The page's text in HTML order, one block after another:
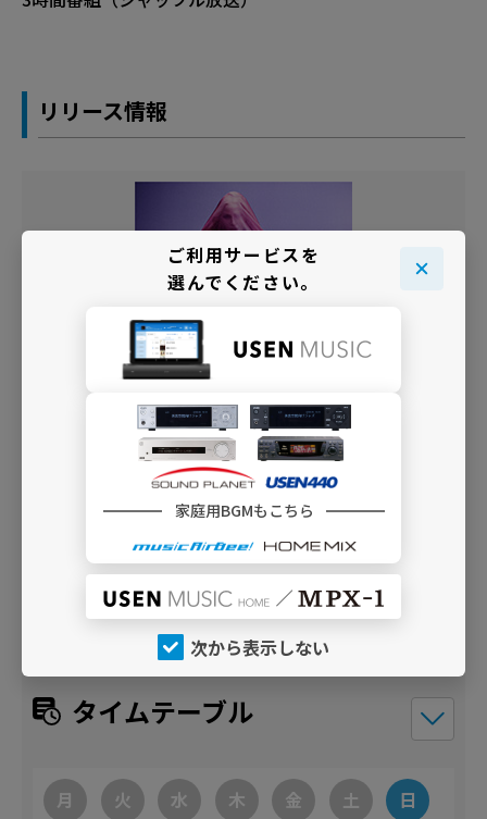
リリース情報
© Rafael Pavarotti
『コンフェッションズ II』＜通常盤＞
WARNER MUSIC JAPAN
タイムテーブル
月 火 水 木 金 土 日
ご利用サービスを
選んでください。
家庭用BGMもこちら
次から表示しない